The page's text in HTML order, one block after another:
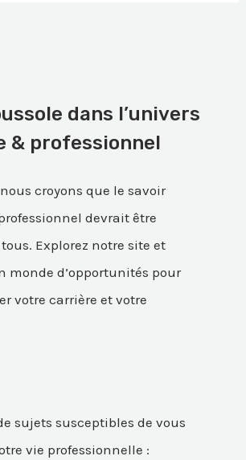
dans l’univers
& professionnel
croyons que le savoir
devrait être
Explorez notre site et
monde d’opportunités pour
votre carrière et votre
sujets susceptibles de vous
vie professionnelle :